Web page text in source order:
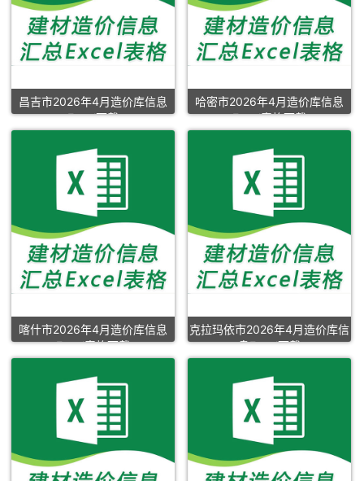
昌吉市2026年4月造价库信息
Excel下载
哈密市2026年4月造价库信息
Excel表格下载
喀什市2026年4月造价库信息
Excel表格下载
克拉玛依市2026年4月造价库信
息Excel下载